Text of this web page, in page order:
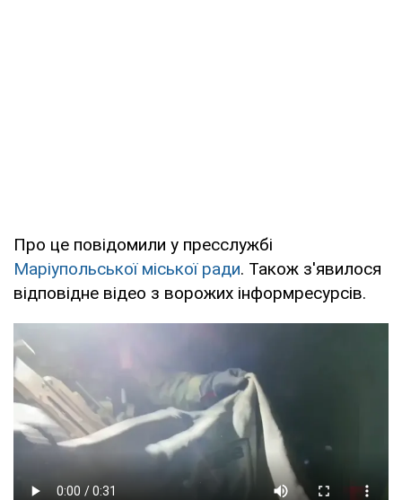
Про це повідомили у пресслужбі
Маріупольської міської ради. Також з'явилося
відповідне відео з ворожих інформресурсів.